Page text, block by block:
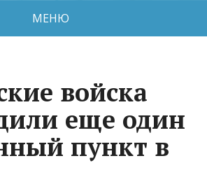
МЕНЮ
войска
еще один
пункт в